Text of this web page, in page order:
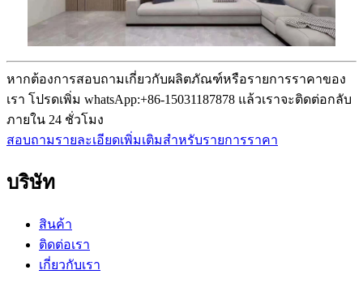
หากต้องการสอบถามเกี่ยวกับผลิตภัณฑ์หรือรายการราคาของ
เรา โปรดเพิ่ม whatsApp:+86-15031187878 แล้วเราจะติดต่อกลับ
ภายใน 24 ชั่วโมง
สอบถามรายละเอียดเพิ่มเติมสำหรับรายการราคา
บริษัท
สินค้า
ติดต่อเรา
เกี่ยวกับเรา